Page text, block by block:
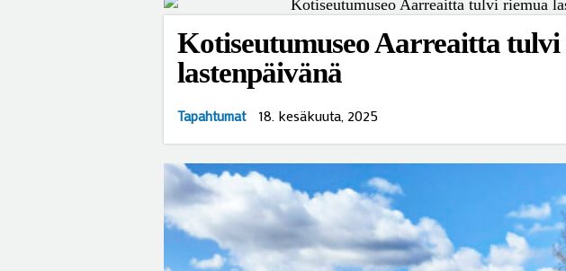
Kotiseutumuseo Aarreaitta
lastenpäivänä
Tapahtumat 18. kesäkuuta, 2025